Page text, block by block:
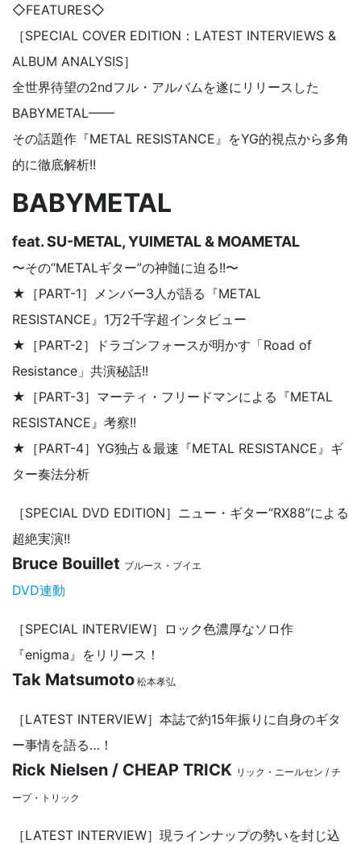
◇FEATURES◇
［SPECIAL COVER EDITION：LATEST INTERVIEWS &
ALBUM ANALYSIS］
全世界待望の2ndフル・アルバムを遂にリリースした
BABYMETAL——
その話題作『METAL RESISTANCE』をYG的視点から多角
的に徹底解析!!
BABYMETAL
feat. SU-METAL, YUIMETAL & MOAMETAL
〜その“METALギター”の神髄に迫る!!〜
★［PART-1］メンバー3人が語る『METAL
RESISTANCE』1万2千字超インタビュー
★［PART-2］ドラゴンフォースが明かす「Road of
Resistance」共演秘話!!
★［PART-3］マーティ・フリードマンによる『METAL
RESISTANCE』考察!!
★［PART-4］YG独占＆最速『METAL RESISTANCE』ギ
ター奏法分析
［SPECIAL DVD EDITION］ニュー・ギター“RX88”による
超絶実演!!
Bruce Bouillet ブルース・ブイエ
DVD連動
［SPECIAL INTERVIEW］ロック色濃厚なソロ作
『enigma』をリリース！
Tak Matsumoto 松本孝弘
［LATEST INTERVIEW］本誌で約15年振りに自身のギタ
ー事情を語る…！
Rick Nielsen / CHEAP TRICK リック・ニールセン / チ
ープ・トリック
［LATEST INTERVIEW］現ラインナップの勢いを封じ込